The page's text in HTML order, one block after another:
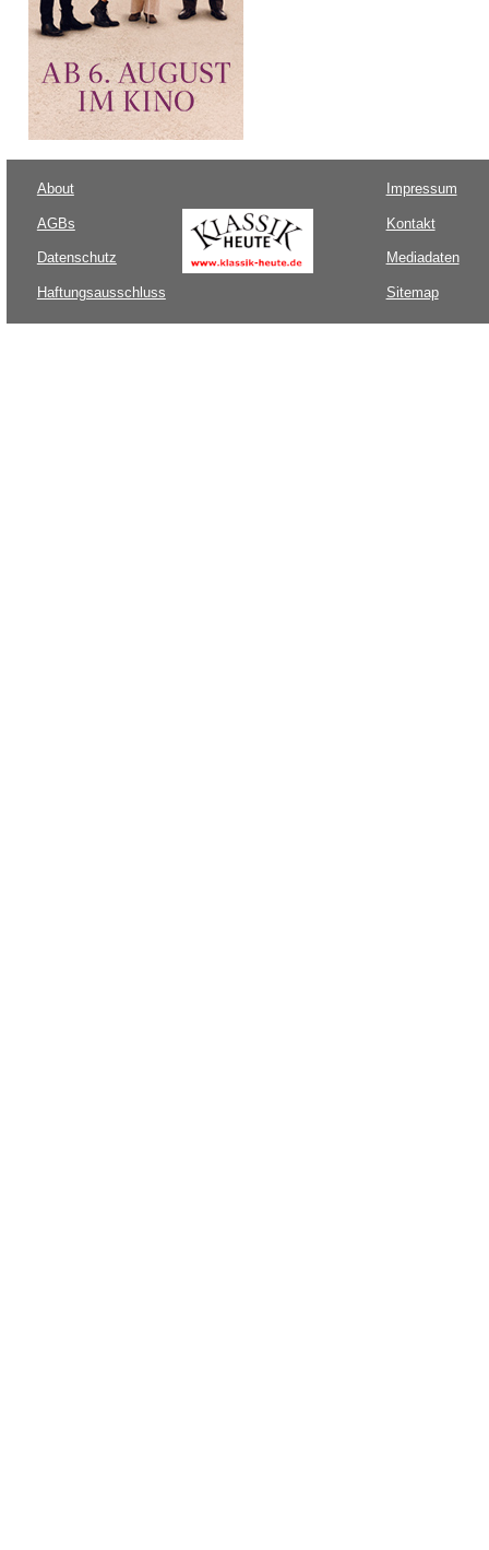
About
AGBs
Datenschutz
Haftungsausschluss
Impressum
Kontakt
Mediadaten
Sitemap